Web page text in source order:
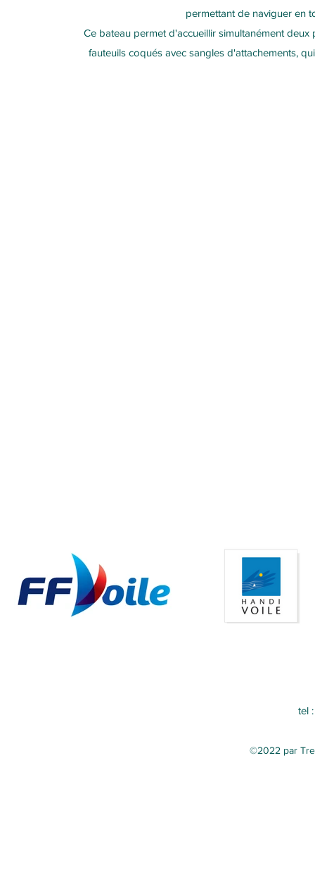
permettant de naviguer en
Ce bateau permet d'accueillir simultanément
fauteuils coqués avec sangles d'attachements,
tel
©2022 par